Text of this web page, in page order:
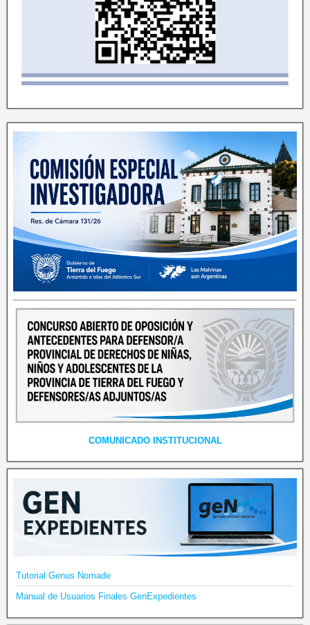
COMUNICADO INSTITUCIONAL
Tutorial Genus Nomade
Manual de Usuarios Finales GenExpedientes